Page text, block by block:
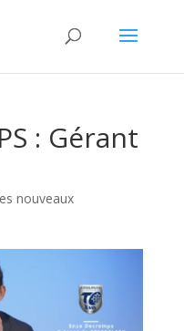
: Gérant
nouveaux